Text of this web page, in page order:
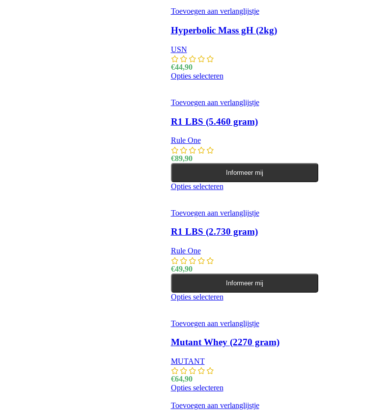
Toevoegen aan verlanglijstje
Hyperbolic Mass gH (2kg)
USN
€44,90
Opties selecteren
Toevoegen aan verlanglijstje
R1 LBS (5.460 gram)
Rule One
€89,90
Informeer mij
Opties selecteren
Toevoegen aan verlanglijstje
R1 LBS (2.730 gram)
Rule One
€49,90
Informeer mij
Opties selecteren
Toevoegen aan verlanglijstje
Mutant Whey (2270 gram)
MUTANT
€64,90
Opties selecteren
Toevoegen aan verlanglijstje